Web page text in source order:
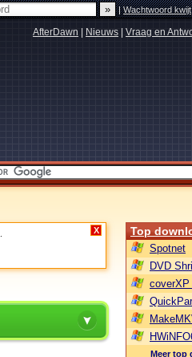
|Wachtwoord kwijt
AfterDawn Nieuws Vraag en
X Top
Spotnet
DVD
coverXP
Meer top